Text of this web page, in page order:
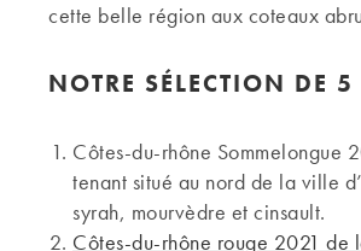
cette belle région aux coteaux
NOTRE SÉLECTION DE 5
Côtes-du-rhône Sommelongue
tenant situé au nord de la ville
syrah, mourvèdre et cinsault.
Côtes-du-rhône rouge 2021 de